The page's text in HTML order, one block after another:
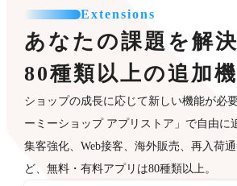
Extensions
あなたの課題を解
80種類以上の追加
ショップの成長に応じて新しい機能が必
ーミーショップ アプリストア」で自由に
集客強化、Web接客、海外販売、再入荷
ど、無料・有料アプリは80種類以上。